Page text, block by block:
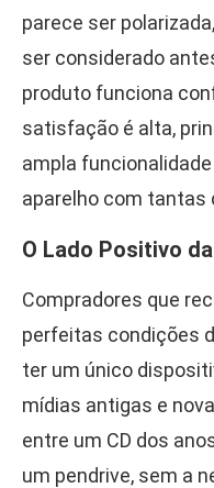
parece ser
ser considerado
produto funciona
satisfação é alta,
ampla
aparelho com
O Lado Positivo
Compradores que
perfeitas condições
ter um único
mídias antigas e
entre um CD dos
um pendrive, sem a